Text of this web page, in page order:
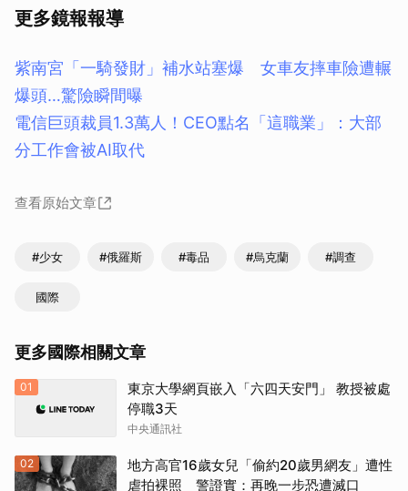
更多鏡報報導
紫南宮「一騎發財」補水站塞爆 女車友摔車險遭輾
爆頭…驚險瞬間曝
電信巨頭裁員1.3萬人！CEO點名「這職業」：大部
分工作會被AI取代
查看原始文章
#少女 #俄羅斯 #毒品 #烏克蘭 #調查
國際
更多國際相關文章
01
東京大學網頁嵌入「六四天安門」 教授被處
停職3天
中央通訊社
02
地方高官16歲女兒「偷約20歲男網友」遭性
虐拍裸照 警證實：再晚一步恐遭滅口